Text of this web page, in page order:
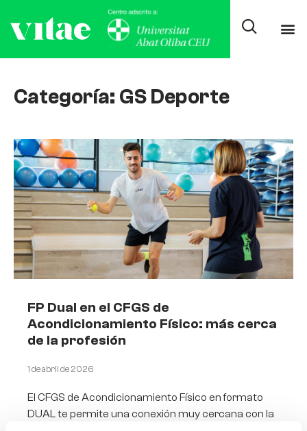
Categoría: GS Deporte
FP Dual en el CFGS de
Acondicionamiento Físico: más cerca
de la profesión
1 de abril de 2026
El CFGS de Acondicionamiento Físico en formato
DUAL te permite una conexión muy cercana con la